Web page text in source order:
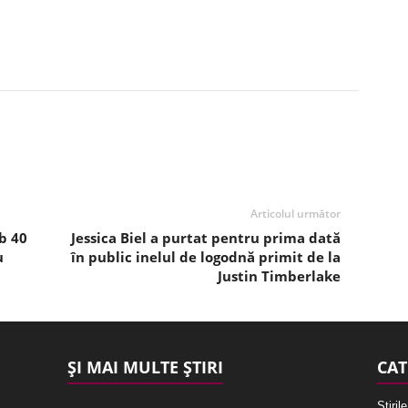
40
Articolul următor
Jessica Biel a purtat pentru prima dată
în public inelul de logodnă primit de la
Justin Timberlake
ȘI MAI MULTE ȘTIRI